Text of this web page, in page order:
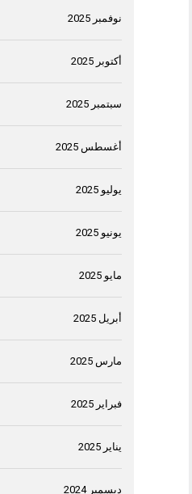
نوفمبر 2025
أكتوبر 2025
سبتمبر 2025
أغسطس 2025
يوليو 2025
يونيو 2025
مايو 2025
أبريل 2025
مارس 2025
فبراير 2025
يناير 2025
ديسمبر 2024